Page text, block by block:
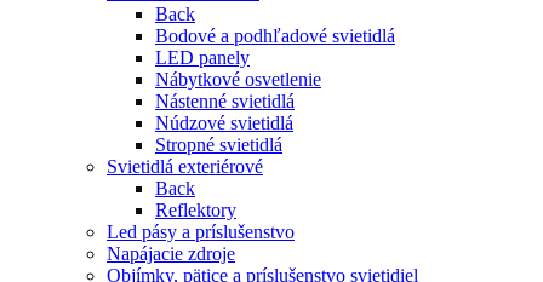
Back
Bodové a podhľadové svietidlá
LED panely
Nábytkové osvetlenie
Nástenné svietidlá
Núdzové svietidlá
Stropné svietidlá
Svietidlá exteriérové
Back
Reflektory
Led pásy a príslušenstvo
Napájacie zdroje
Objímky, pätice a príslušenstvo svietidiel